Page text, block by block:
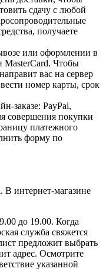
сдачу с любой
получаете
или оформлении в
MasterCard. Чтобы
вас на сервер
номер карты, срок
заказе: PayPal,
совершения покупки
платежного
форму по
В интернет-магазине
до 19.00. Когда
служба свяжется
предложит выбрать
адрес. Осмотрите
указанной